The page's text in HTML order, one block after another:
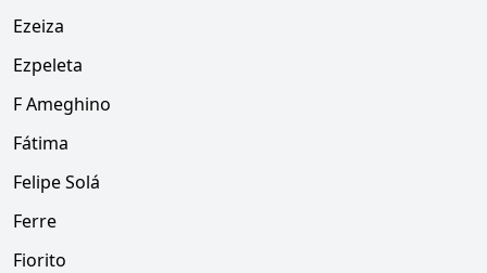
Ezeiza
Ezpeleta
F Ameghino
Fátima
Felipe Solá
Ferre
Fiorito